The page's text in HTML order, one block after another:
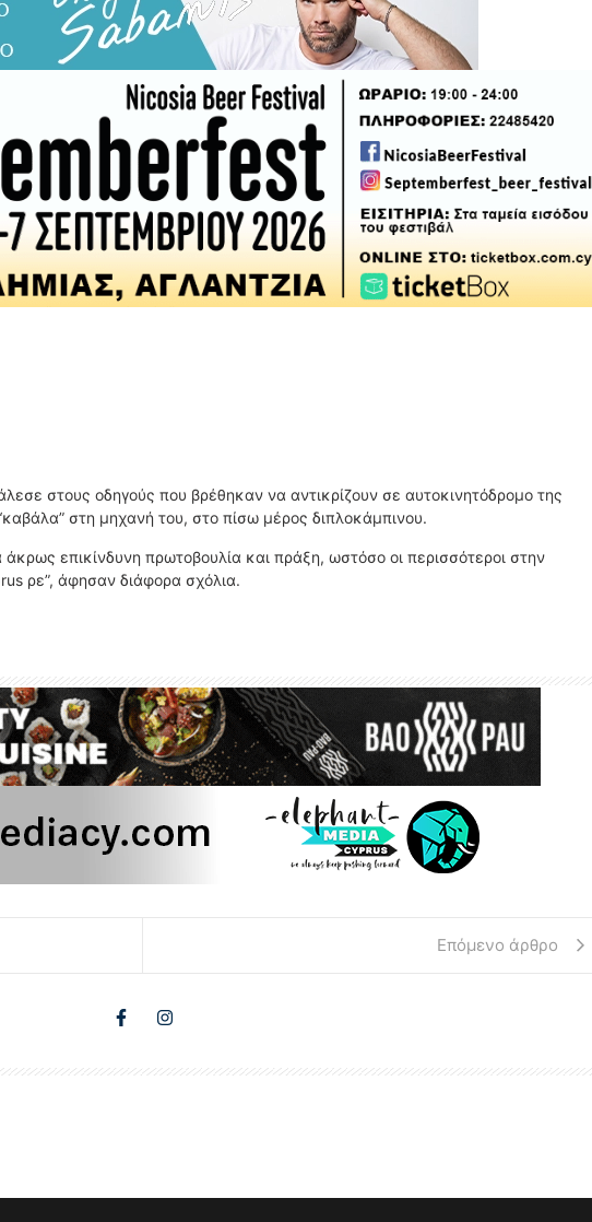
στους οδηγούς που βρέθηκαν να αντικρίζουν σε αυτοκινητόδρομο της
στη μηχανή του, στο πίσω μέρος διπλοκάμπινου.
άκρως επικίνδυνη πρωτοβουλία και πράξη, ωστόσο οι περισσότεροι στην
ρε”, άφησαν διάφορα σχόλια.
Επόμενο άρθρο